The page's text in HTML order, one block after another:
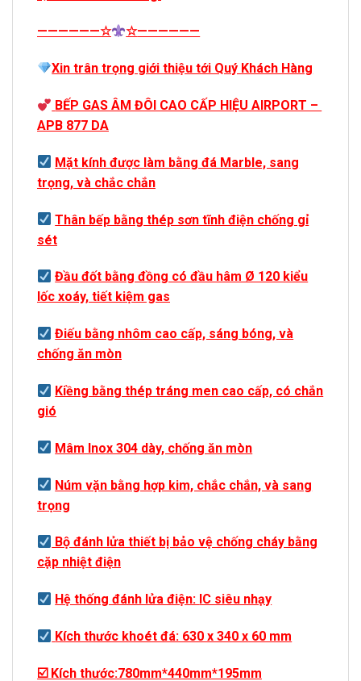
——————☆ ☆——————
Xin trân trọng giới thiệu tới Quý Khách Hàng
BẾP GAS ÂM ĐÔI CAO CẤP HIỆU AIRPORT –
APB 877 DA
Mặt kính được làm bằng đá Marble, sang
trọng, và chắc chắn
Thân bếp bằng thép sơn tĩnh điện chống gỉ
sét
Đầu đốt bằng đồng có đầu hâm Ø 120 kiểu
lốc xoáy, tiết kiệm gas
Điếu bằng nhôm cao cấp, sáng bóng, và
chống ăn mòn
Kiềng bằng thép tráng men cao cấp, có chắn
gió
Mâm Inox 304 dày, chống ăn mòn
Núm vặn bằng hợp kim, chắc chắn, và sang
trọng
Bộ đánh lửa thiết bị bảo vệ chống cháy bằng
cặp nhiệt điện
Hệ thống đánh lửa điện: IC siêu nhạy
Kích thước khoét đá: 630 x 340 x 60 mm
☑️ Kích thước:780mm*440mm*195mm